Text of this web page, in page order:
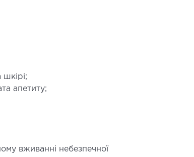
апетиту;
вживанні небезпечної